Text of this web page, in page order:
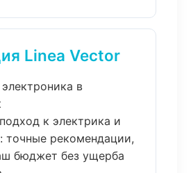
Linea Vector
в
к электрика и
точные рекомендации,
бюджет без ущерба